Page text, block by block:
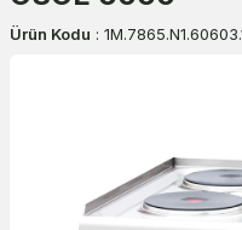
Ürün Kodu :